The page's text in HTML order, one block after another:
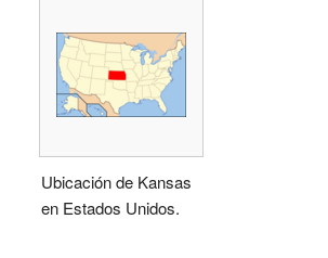
Ubicación de Kansas
en Estados Unidos.